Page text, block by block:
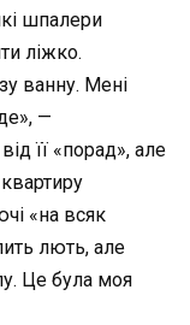
шпалери
ліжко.
ванну. Мені
—
її «порад», але
«на всяк
лють, але
Це була моя